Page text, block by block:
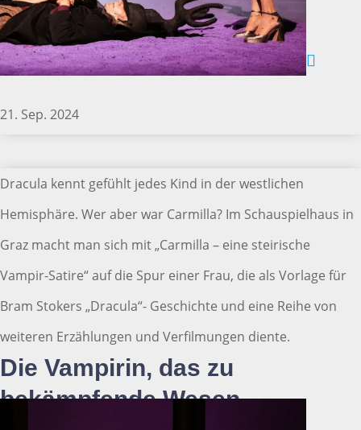
21. Sep. 2024
Die Vampirin, das zu
bekämpfende Wesen
Dracula kennt gefühlt jedes Kind in der westlichen
Hemisphäre. Wer aber war Carmilla? Im Schauspielhaus in
Graz macht man sich mit „Carmilla – eine steirische
Vampir-Satire“ auf die Spur einer Frau, die als Vorlage für
Bram Stokers „Dracula“- Geschichte und eine Reihe von
weiteren Erzählungen und Verfilmungen diente.